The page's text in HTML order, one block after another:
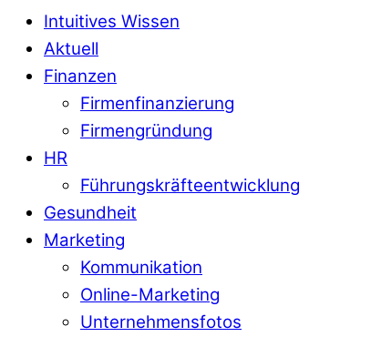
Intuitives Wissen
Aktuell
Finanzen
Firmenfinanzierung
Firmengründung
HR
Führungskräfteentwicklung
Gesundheit
Marketing
Kommunikation
Online-Marketing
Unternehmensfotos